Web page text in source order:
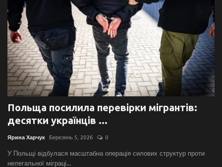
Польща посилила перевірки мігрантів:
десятки українців ...
Ярина Харчук Березень 5, 2026 0
У Польщі відбулася масштабна операція силових структур проти
нелегальної міграці...